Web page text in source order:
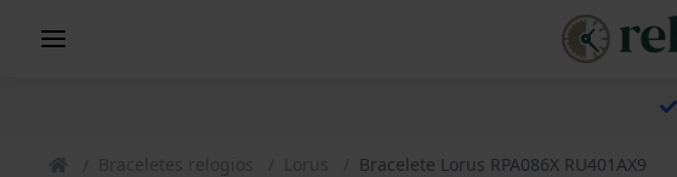
Braceletes relogios Lorus Bracelete Lorus RPA086X RU401AX9